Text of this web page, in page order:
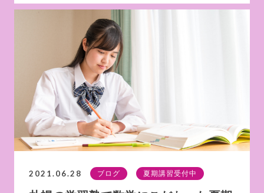
2021.06.28 ブログ 夏期講習受付中